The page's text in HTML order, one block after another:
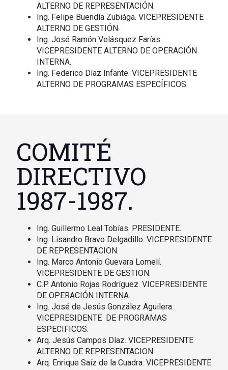
ALTERNO DE REPRESENTACIÓN.
Ing. Felipe Buendía Zubiága. VICEPRESIDENTE
ALTERNO DE GESTIÓN.
Ing. José Ramón Velásquez Farías.
VICEPRESIDENTE ALTERNO DE OPERACIÓN
INTERNA.
Ing. Federico Díaz Infante. VICEPRESIDENTE
ALTERNO DE PROGRAMAS ESPECÍFICOS.
COMITÉ
DIRECTIVO
1987-1987.
Ing. Guillermo Leal Tobías. PRESIDENTE.
Ing. Lisandro Bravo Delgadillo. VICEPRESIDENTE
DE REPRESENTACION.
Ing. Marco Antonio Guevara Lomelí.
VICEPRESIDENTE DE GESTION.
C.P. Antonio Rojas Rodríguez. VICEPRESIDENTE
DE OPERACIÓN INTERNA.
Ing. José de Jesús González Aguilera.
VICEPRESIDENTE DE PROGRAMAS
ESPECIFICOS.
Arq. Jesús Campos Díaz. VICEPRESIDENTE
ALTERNO DE REPRESENTACION.
Arq. Enrique Saíz de la Cuadra. VICEPRESIDENTE